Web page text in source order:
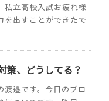
私立高校入試お疲れ様
を出すことができたで
策、どうしてる？
渡邉です。今日のブロ